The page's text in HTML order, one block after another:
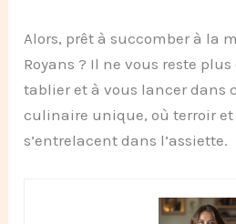
Alors, prêt à succomber à la
Royans ? Il ne vous reste
tablier et à vous lancer dans
culinaire unique, où terroir
s’entrelacent dans l’assiette.